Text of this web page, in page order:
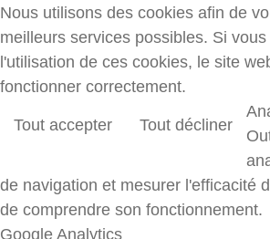
Nous utilisons des cookies afin de
meilleurs services possibles. Si
l'utilisation de ces cookies, le site
fonctionner correctement.
Tout accepter Tout décliner
de navigation et mesurer l'efficacité
de comprendre son fonctionnement.
Google Analytics